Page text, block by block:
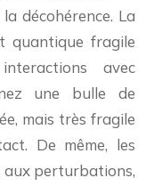
décohérence. La
quantique fragile
avec
une bulle de
mais très fragile
De même, les
aux perturbations,